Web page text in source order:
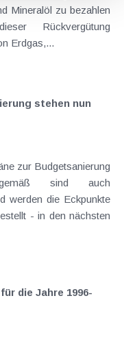
Mineralöl zu bezahlen
Rückvergütung
von Erdgas,...
stehen nun
zur Budgetsanierung
sind auch
- in den nächsten
die Jahre 1996-